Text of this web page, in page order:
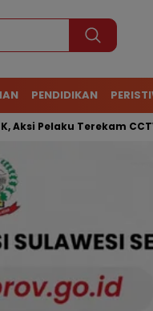
PENDIDIKAN
Terekam CCTV